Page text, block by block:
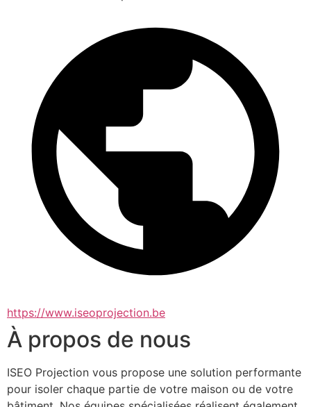
https://www.iseoprojection.be
À propos de nous
ISEO Projection vous propose une solution performante
pour isoler chaque partie de votre maison ou de votre